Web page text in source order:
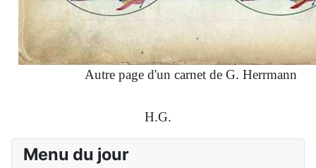
Menu du jour
Autre page d'un carnet de G. Herrmann
H.G.